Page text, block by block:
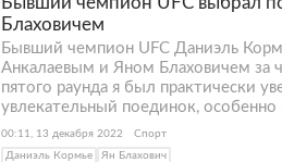
Блаховичем
Бывший чемпион UFC Даниэль
Анкалаевым и Яном Блаховичем за
пятого раунда я был практически
увлекательный поединок, особенно
00:11, 13 декабря 2022
Спорт
Даниэль Кормье
Ян Блахович